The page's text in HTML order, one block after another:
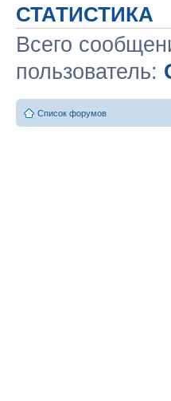
СТАТИСТИКА
Всего
пользователь:
Список форумов